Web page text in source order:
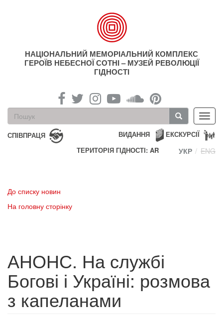
НАЦІОНАЛЬНИЙ МЕМОРІАЛЬНИЙ КОМПЛЕКС
ГЕРОЇВ НЕБЕСНОЇ СОТНІ – МУЗЕЙ РЕВОЛЮЦІЇ
ГІДНОСТІ
Пошукова
форма
Пошук
СПІВПРАЦЯ ЕКСКУРСІЇ
ВИДАННЯ
ТЕРИТОРІЯ ГІДНОСТІ: AR
УКР ENG
До списку новин
На головну сторінку
АНОНС. На службі
Богові і Україні: розмова
з капеланами